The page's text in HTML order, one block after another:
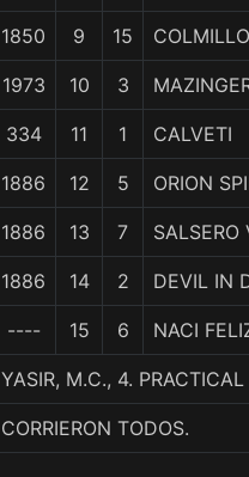
1850 9 15 COLMILLO
1973 10 3
334 11 1 CALVETI
1886 12 5 ORION
1886 13 7 SALSERO
1886 14 2 DEVIL IN
---- 15 6 NACI
YASIR, M.C., 4.
CORRIERON TODOS.